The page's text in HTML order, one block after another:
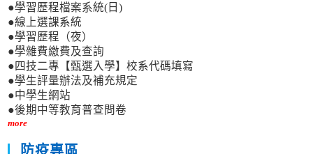
●學習歷程檔案系統(日)
●線上選課系統
●學習歷程（夜）
●學雜費繳費及查詢
●四技二專【甄選入學】校系代碼填寫
●學生評量辦法及補充規定
●中學生網站
●後期中等教育普查問卷
more
防疫專區